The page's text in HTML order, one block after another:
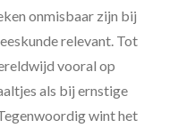
onmisbaar zijn bij
relevant. Tot
vooral op
als bij ernstige
wint het